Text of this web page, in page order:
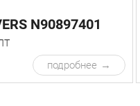
N90897401
подробнее